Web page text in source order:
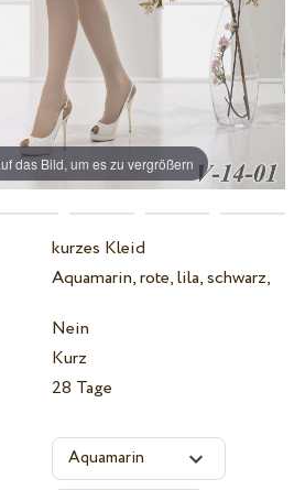
das Bild, um es zu vergrößern
kurzes Kleid
Aquamarin, rote, lila, schwarz,
Nein
Kurz
28 Tage